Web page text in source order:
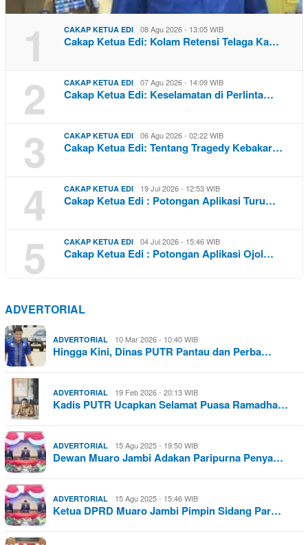
1 CAKAP KETUA EDI 08 Agu 2026 - 13:05 WIB
Cakap Ketua Edi: Kolam Retensi Telaga Ka…
2 CAKAP KETUA EDI 07 Agu 2026 - 14:09 WIB
Cakap Ketua Edi: Keselamatan di Perlinta…
3 CAKAP KETUA EDI 06 Agu 2026 - 02:22 WIB
Cakap Ketua Edi: Tentang Tragedy Kebakar…
4 CAKAP KETUA EDI 19 Jul 2026 - 12:53 WIB
Cakap Ketua Edi : Potongan Aplikasi Turu…
5 CAKAP KETUA EDI 04 Jul 2026 - 15:46 WIB
Cakap Ketua Edi : Potongan Aplikasi Ojol…
ADVERTORIAL
ADVERTORIAL 10 Mar 2026 - 10:40 WIB
Hingga Kini, Dinas PUTR Pantau dan Perba…
ADVERTORIAL 19 Feb 2026 - 20:13 WIB
Kadis PUTR Ucapkan Selamat Puasa Ramadha…
ADVERTORIAL 15 Agu 2025 - 19:50 WIB
Dewan Muaro Jambi Adakan Paripurna Penya…
ADVERTORIAL 15 Agu 2025 - 15:46 WIB
Ketua DPRD Muaro Jambi Pimpin Sidang Par…